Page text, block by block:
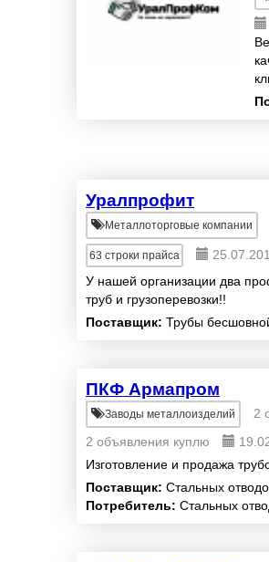
Уралпрофит
Металлоторговые компании
63 строки прайса
У нашей организации два
труб и грузоперевозки!!
Поставщик: Трубы
ПКФ Армапром
Заводы металлоизделий
2
2 объявления куплю
Изготовление и продажа
Поставщик: Стальных
Потребитель: Стальных